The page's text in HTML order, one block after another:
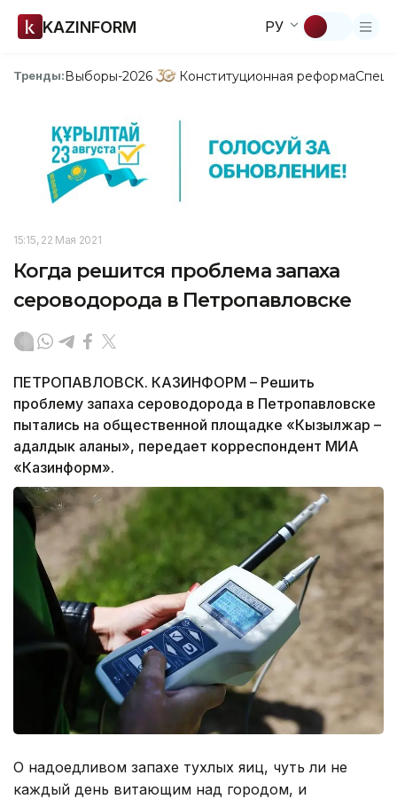
KAZINFORM РУ
Тренды:Выборы-2026 Конституционная реформа
15:15, 22 Мая 2021
Когда решится проблема запаха
сероводорода в Петропавловске
ПЕТРОПАВЛОВСК. КАЗИНФОРМ – Решить
проблему запаха сероводорода в Петропавловске
пытались на общественной площадке «Кызылжар –
адалдык аланы», передает корреспондент МИА
«Казинформ».
О надоедливом запахе тухлых яиц, чуть ли не
каждый день витающим над городом, и